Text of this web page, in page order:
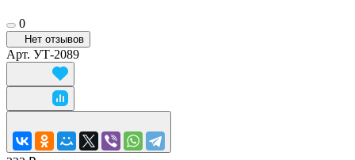
0
Нет отзывов
Арт. УТ-2089